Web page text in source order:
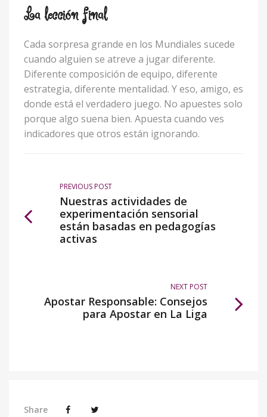
La lección final
Cada sorpresa grande en los Mundiales sucede
cuando alguien se atreve a jugar diferente.
Diferente composición de equipo, diferente
estrategia, diferente mentalidad. Y eso, amigo, es
donde está el verdadero juego. No apuestes solo
porque algo suena bien. Apuesta cuando ves
indicadores que otros están ignorando.
PREVIOUS POST
Nuestras actividades de
experimentación sensorial
están basadas en pedagogías
activas
NEXT POST
Apostar Responsable: Consejos
para Apostar en La Liga
Share